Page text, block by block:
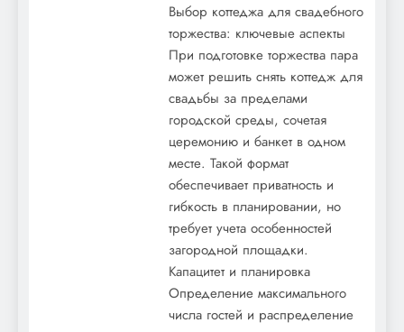
Выбор коттеджа для свадебного
торжества: ключевые аспекты
При подготовке торжества пара
может решить снять коттедж для
свадьбы за пределами
городской среды, сочетая
церемонию и банкет в одном
месте. Такой формат
обеспечивает приватность и
гибкость в планировании, но
требует учета особенностей
загородной площадки.
Капацитет и планировка
Определение максимального
числа гостей и распределение